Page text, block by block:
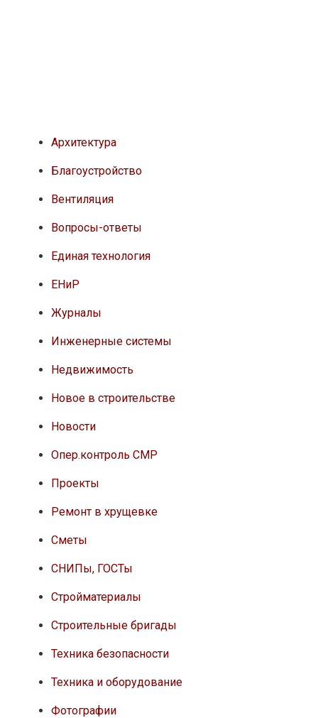
Архитектура
Благоустройство
Вентиляция
Вопросы-ответы
Единая технология
ЕНиР
Журналы
Инженерные системы
Недвижимость
Новое в строительстве
Новости
Опер.контроль СМР
Проекты
Ремонт в хрущевке
Сметы
СНИПы, ГОСТы
Стройматериалы
Строительные бригады
Техника безопасности
Техника и оборудование
Фотографии